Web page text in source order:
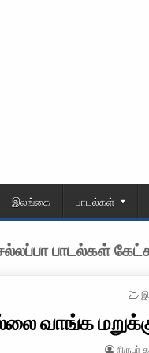
இலங்கை பாடல்கள்
பாடல்கள்
வாங்க